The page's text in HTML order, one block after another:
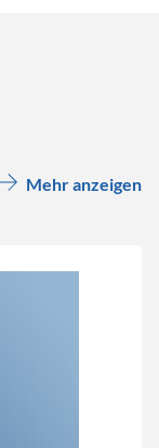
Mehr anzeigen